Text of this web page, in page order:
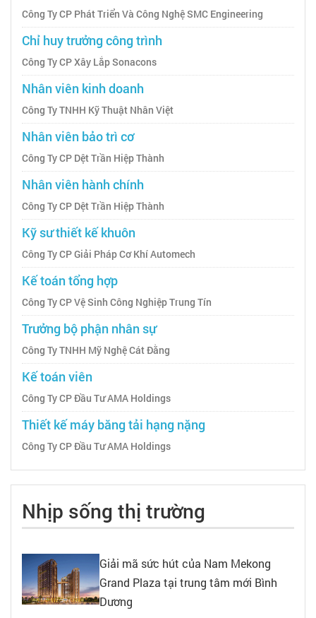
Công Ty CP Phát Triển Và Công Nghệ SMC Engineering
Chỉ huy trưởng công trình
Công Ty CP Xây Lắp Sonacons
Nhân viên kinh doanh
Công Ty TNHH Kỹ Thuật Nhân Việt
Nhân viên bảo trì cơ
Công Ty CP Dệt Trần Hiệp Thành
Nhân viên hành chính
Công Ty CP Dệt Trần Hiệp Thành
Kỹ sư thiết kế khuôn
Công Ty CP Giải Pháp Cơ Khí Automech
Kế toán tổng hợp
Công Ty CP Vệ Sinh Công Nghiệp Trung Tín
Trưởng bộ phận nhân sự
Công Ty TNHH Mỹ Nghệ Cát Đằng
Kế toán viên
Công Ty CP Đầu Tư AMA Holdings
Thiết kế máy băng tải hạng nặng
Công Ty CP Đầu Tư AMA Holdings
Nhịp sống thị trường
Giải mã sức hút của Nam Mekong
Grand Plaza tại trung tâm mới Bình
Dương